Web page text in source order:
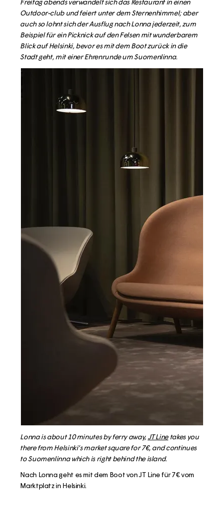
Freitag abends verwandelt sich das Restaurant in einen
Outdoor-club und feiert unter dem Sternenhimmel; aber
auch so lohnt sich der Ausflug nach Lonna jederzeit, zum
Beispiel für ein Picknick auf den Felsen mit wunderbarem
Blick auf Helsinki, bevor es mit dem Boot zurück in die
Stadt geht, mit einer Ehrenrunde um Suomenlinna.
Lonna is about 10 minutes by ferry away,JT Linetakes you
there from Helsinki’s market square for 7€, and continues
to Suomenlinna which is right behind the island.
Nach Lonna geht es mit dem Boot von JT Line für 7€ vom
Marktplatz in Helsinki.